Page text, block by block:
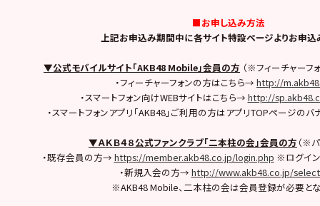
■お申し込み方法
上記お申込み期間中に各サイト特設ページよりお申込
▼公式モバイルサイト「AKB48 Mobile」会員の方 （※フィーチャーフ
・フィーチャーフォンの方はこちら→ http://
・スマートフォン向けWEBサイトはこちら→ http://
・スマートフォンアプリ「AKB48」ご利用の方はアプリTOPページの
▼ＡＫＢ４８公式ファンクラブ「二本柱の会」会員の方 （※
・既存会員の方→ https://member.akb48.co.jp/login.php ※ログイ
・新規入会の方→ http://www.akb48.co.jp/
※AKB48 Mobile、二本柱の会は会員登録が必要と